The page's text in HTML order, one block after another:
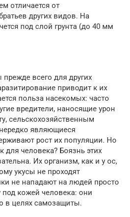
отличается от
других видов. На
под слой грунта (до 40 мм
всего для других
приводит к их
польза насекомых: часто
вредители, наносящие урон
сельскохозяйственным
являющиеся
рост их популяции. Но
для человека? Боязнь этих
Их организм, как и у ос,
укусы не проходят
не нападают на людей просто
под кожей человека: они
в целях самозащиты.